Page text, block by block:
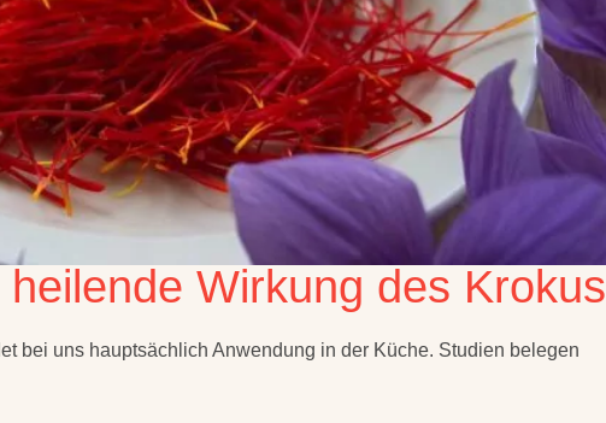
Wirkung des Krokus
bei uns hauptsächlich Anwendung in der Küche. Studien belegen